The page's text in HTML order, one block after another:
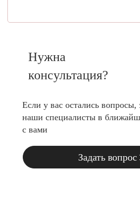
Нужна
консультация?
Если у вас остались
наши специалисты в
с вами
Задать вопрос